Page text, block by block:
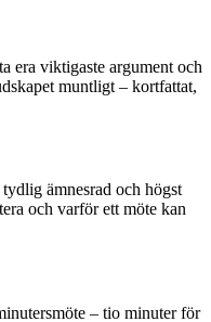
era viktigaste argument och
muntligt – kortfattat,
ämnesrad och högst
och varför ett möte kan
– tio minuter för